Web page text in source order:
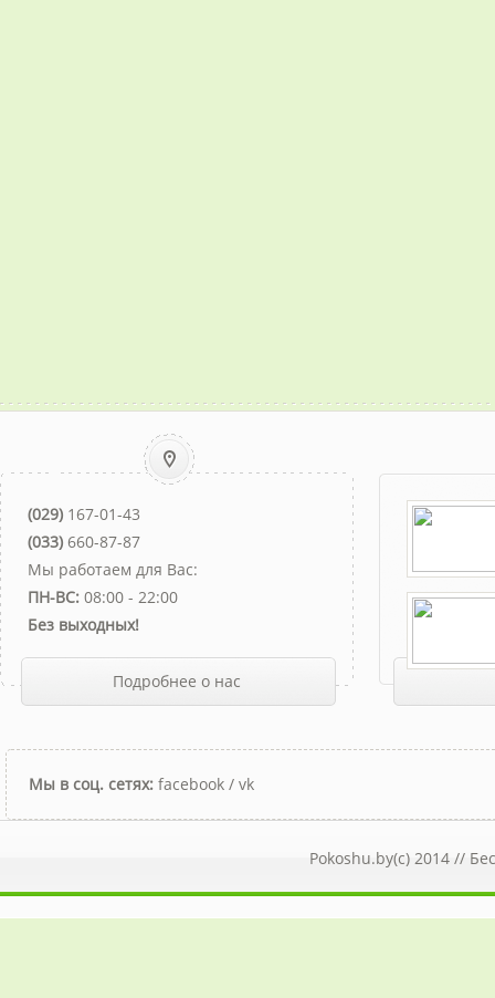
(029) 167-01-43
(033) 660-87-87
Мы работаем для Вас:
ПН-ВС: 08:00 - 22:00
Без выходных!
Подробнее о нас
Мы в соц. сетях: facebook / vk
Pokoshu.by(c) 2014 //